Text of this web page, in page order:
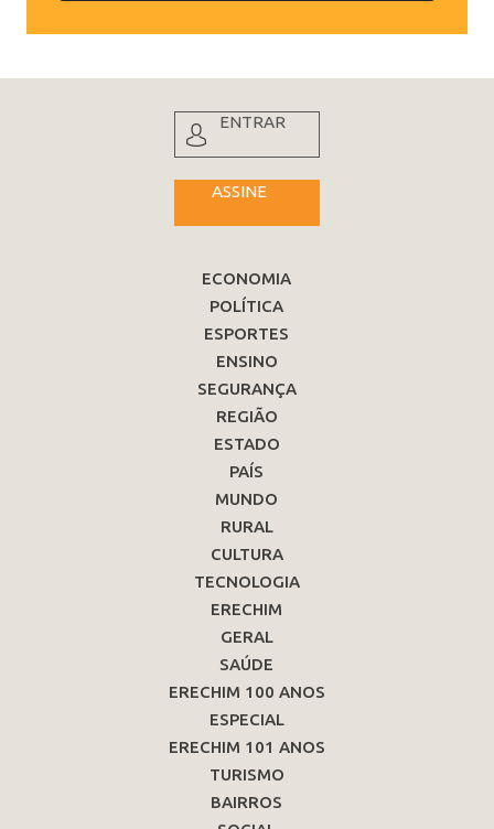
ENTRAR
ASSINE
ECONOMIA
POLÍTICA
ESPORTES
ENSINO
SEGURANÇA
REGIÃO
ESTADO
PAÍS
MUNDO
RURAL
CULTURA
TECNOLOGIA
ERECHIM
GERAL
SAÚDE
ERECHIM 100 ANOS
ESPECIAL
ERECHIM 101 ANOS
TURISMO
BAIRROS